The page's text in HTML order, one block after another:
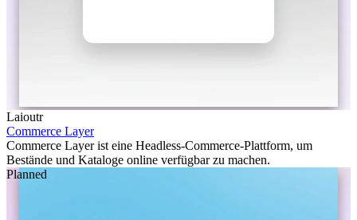
Laioutr
Commerce Layer
Commerce Layer ist eine Headless-Commerce-Plattform, um
Bestände und Kataloge online verfügbar zu machen.
Planned